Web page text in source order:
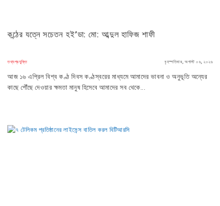
কন্ঠের যত্নে সচেতন হই’ডা: মো: আব্দুল হাফিজ শাফী
তথ্যপ্রযুক্তি বৃহস্পতিবার, অগাস্ট ০৬, ২০২৬
আজ ১৬ এপ্রিল বিশ্ব কণ্ঠ দিবস কণ্ঠস্বরের মাধ্যমে আমাদের ভাবনা ও অনুভূতি অন্যের
কাছে পৌঁছে দেওয়ার ক্ষমতা মানুষ হিসেবে আমাদের সব থেকে...